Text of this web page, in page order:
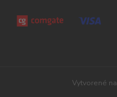
Vytvorené na